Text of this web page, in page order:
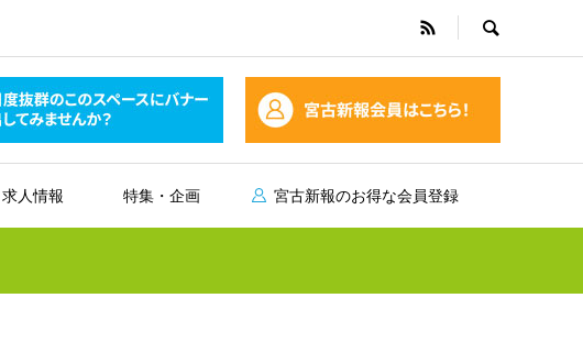
求人情報 特集・企画 宮古新報のお得な会員登録